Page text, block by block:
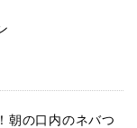
朝の口内のネバつ